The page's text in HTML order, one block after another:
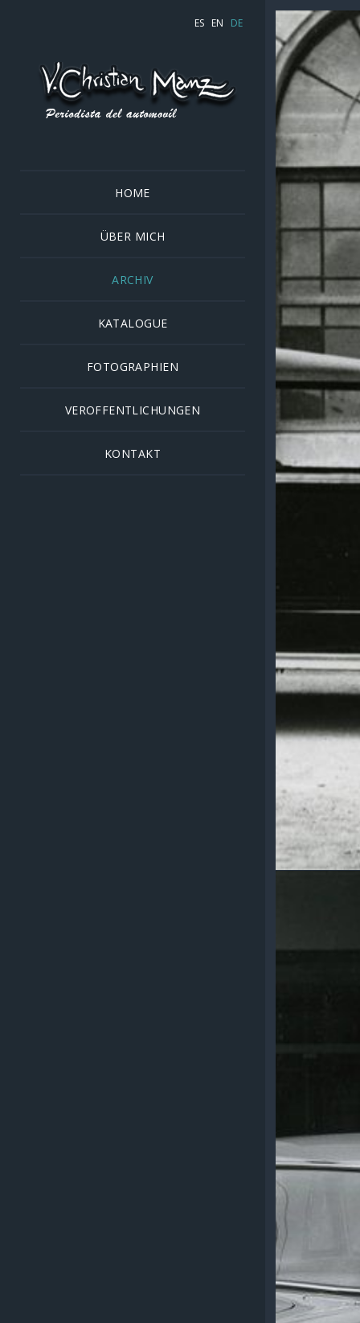
ES EN DE
HOME
ÜBER MICH
ARCHIV
KATALOGUE
FOTOGRAPHIEN
VEROFFENTLICHUNGEN
KONTAKT
1929
vor den